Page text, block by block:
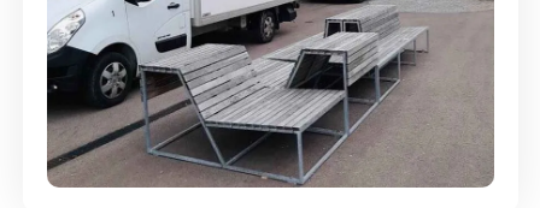
Umzugsreinigung - mit
Abgabegarantie